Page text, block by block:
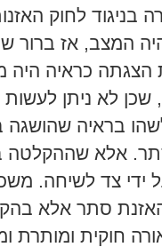
בניגוד לחוק
המצב, אז ברור
הצגתה כראיה היה
שכן לא ניתן
בראיה שהושגה
אלא שההקלטה
ידי צד לשיחה.
סתר אלא
חוקית ומותרת